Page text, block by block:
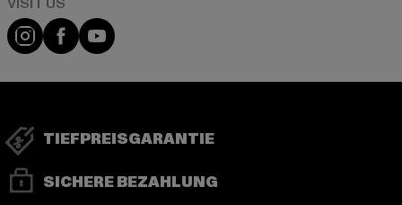
Visit our Instagram page:
Visit our Facebook page:
Visit our YouTube channel:
TIEFPREISGARANTIE
SICHERE BEZAHLUNG